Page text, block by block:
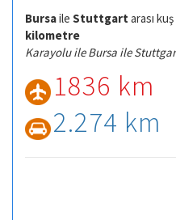
Bursaile Stuttgart arası
kilometre
Karayolu ile Bursa ile
1836 km
2.274 km